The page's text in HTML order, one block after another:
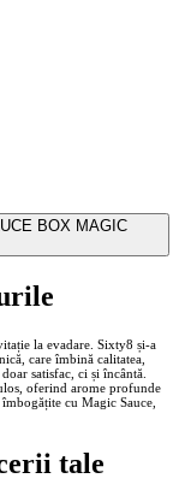
BOX MAGIC
la evadare. Sixty8 și‑a
care îmbină calitatea,
satisfac, ci și încântă.
oferind arome profunde
cu Magic Sauce,
tale